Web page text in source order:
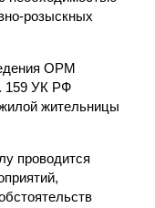
розыскных
ОРМ
159 УК РФ
жительницы
проводится